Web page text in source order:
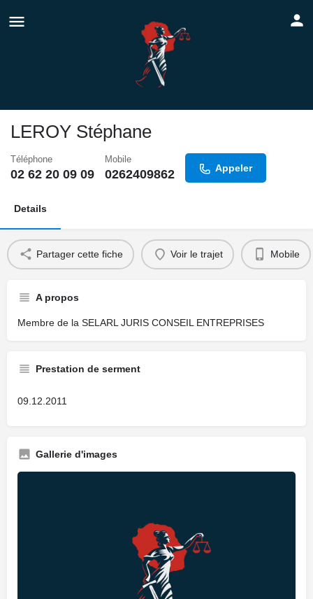
LEROY Stéphane
Téléphone
02 62 20 09 09
Mobile
0262409862 Appeler
Details
Partager cette fiche Voir le trajet Mobile
A propos
Membre de la SELARL JURIS CONSEIL ENTREPRISES
Prestation de serment
09.12.2011
Gallerie d'images